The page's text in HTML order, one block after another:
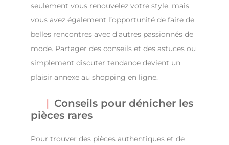
seulement vous renouvelez votre style, mais
vous avez également l’opportunité de faire de
belles rencontres avec d’autres passionnés de
mode. Partager des conseils et des astuces ou
simplement discuter tendance devient un
plaisir annexe au shopping en ligne.
Conseils pour dénicher les
pièces rares
Pour trouver des pièces authentiques et de